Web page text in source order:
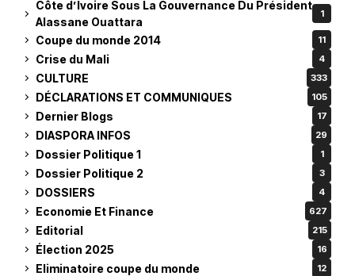
Côte d’Ivoire Sous La Gouvernance Du Président
Alassane Ouattara
1
Coupe du monde 2014 11
Crise du Mali 4
CULTURE 333
DÉCLARATIONS ET COMMUNIQUES 105
Dernier Blogs 17
DIASPORA INFOS 29
Dossier Politique 1 1
Dossier Politique 2 3
DOSSIERS 4
Economie Et Finance 627
Editorial 215
Élection 2025 16
Eliminatoire coupe du monde 12